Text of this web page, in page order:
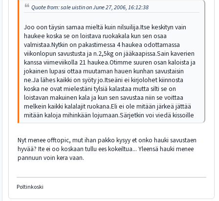
Quote from: sale uistin on June 27, 2006, 16:12:38
Joo oon täysin samaa mieltä kuin nilsuilija.Itse keskityn vain
haukee koska se on loistava ruokakala kun sen osaa
valmistaa.Nytkin on pakastimessa 4 haukea odottamassa
viikonlopun savustusta ja n.2,5kg on jääkaapissa.Sain kaverien
kanssa viimeviikolla 21 haukea.Otimme suuren osan kaloista ja
jokainen lupasi ottaa muutaman hauen kunhan savustaisin
ne.Ja lähes kaikki on syöty jo.Itseäni ei kirjolohet kiinnosta
koska ne ovat mielestäni tylsiä kalastaa mutta silti se on
loistavan makuinen kala ja kun sen savustaa niin se voittaa
melkein kaikki kalalajit ruokana.Eli ei ole mitään järkeä jättää
mitään kaloja mihinkään lojumaan.Särjetkin voi viedä kissoille
Nyt menee offtopic, mut ihan pakko kysyy et onko hauki savustaen
hyvää? Ite ei oo koskaan tullu ees kokeiltua... Yleensä hauki menee
pannuun voin kera vaan.
Poltinkoski